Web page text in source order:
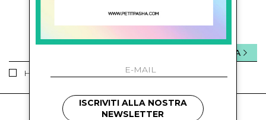
ISCRIVITI ALLA NEWSLETTER
Ho letto ed accettato le condizioni sulla privacy.
INVIA
kids
ISCRIVITI ALLA NOSTRA
NEWSLETTER